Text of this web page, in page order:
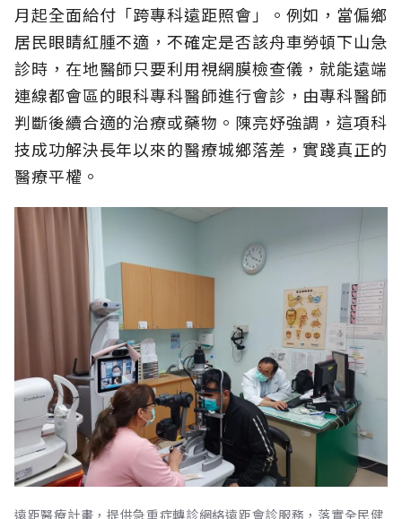
月起全面給付「跨專科遠距照會」。例如，當偏鄉
居民眼睛紅腫不適，不確定是否該舟車勞頓下山急
診時，在地醫師只要利用視網膜檢查儀，就能遠端
連線都會區的眼科專科醫師進行會診，由專科醫師
判斷後續合適的治療或藥物。陳亮妤強調，這項科
技成功解決長年以來的醫療城鄉落差，實踐真正的
醫療平權。
遠距醫療計畫，提供急重症轉診網絡遠距會診服務，落實全民健